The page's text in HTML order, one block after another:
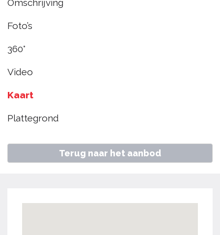
10, Hoorn
€ 375.000
Omschrijving
Foto’s
360°
Video
Kaart
Plattegrond
Terug naar het aanbod